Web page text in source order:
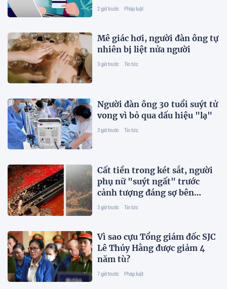
2 giờ trước Pháp luật
Mê giác hơi, người đàn ông tự
nhiên bị liệt nửa người
3 giờ trước Tin tức
Người đàn ông 30 tuổi suýt tử
vong vì bỏ qua dấu hiệu "lạ"
3 giờ trước Tin tức
Cất tiền trong két sắt, người
phụ nữ "suýt ngất" trước
cảnh tượng đáng sợ bên
trong
3 giờ trước Tin tức
Vì sao cựu Tổng giám đốc SJC
Lê Thúy Hằng được giảm 4
năm tù?
7 giờ trước Pháp luật